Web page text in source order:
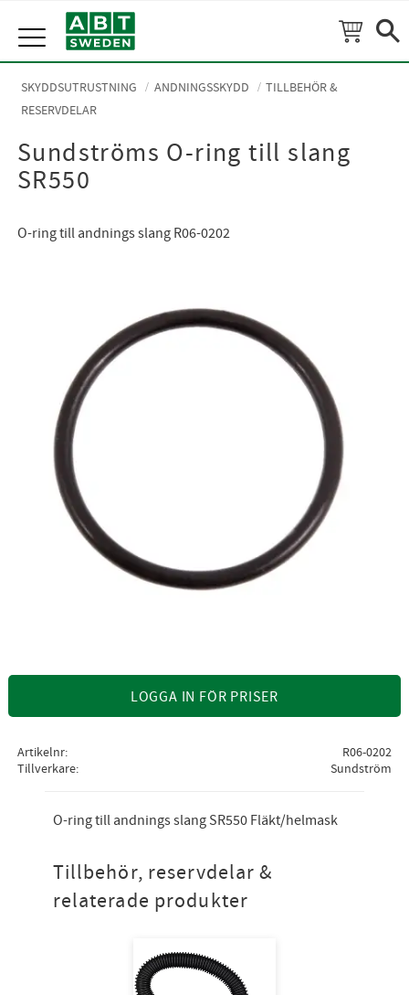
Meny
SKYDDSUTRUSTNING ANDNINGSSKYDD
TILLBEHÖR &
RESERVDELAR
Sundströms O-ring till slang
SR550
O-ring till andnings slang R06-0202
LOGGA IN FÖR PRISER
Artikelnr
R06-0202
Tillverkare
Sundström
O-ring till andnings slang SR550 Fläkt/helmask
Tillbehör, reservdelar &
relaterade produkter